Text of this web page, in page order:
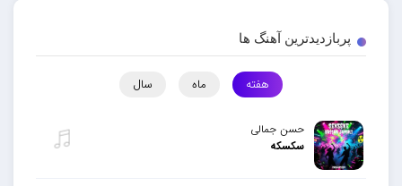
پربازدیدترین آهنگ ها
هفته ماه سال
حسن جمالی
سکسکه